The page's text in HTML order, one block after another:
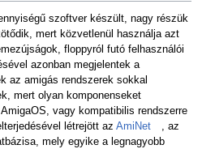
szoftver készült, nagy részük
mert közvetlenül használja azt
floppyról futó felhasználói
azonban megjelentek a
az amigás rendszerek sokkal
mert olyan komponenseket
vagy kompatibilis rendszerre
létrejött az AmiNet
, az
mely egyike a legnagyobb